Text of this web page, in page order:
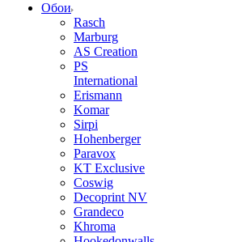
Обои
Rasch
Marburg
AS Creation
PS
International
Erismann
Komar
Sirpi
Hohenberger
Paravox
KT Exclusive
Coswig
Decoprint NV
Grandeco
Khroma